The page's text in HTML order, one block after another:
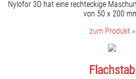
Nylofor 3D hat eine rechteckige
von 50 x 200
zum Produkt »
Flachstab